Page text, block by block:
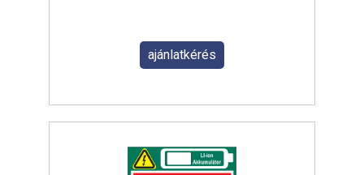
ajánlatkérés